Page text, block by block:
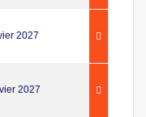
2027
2027